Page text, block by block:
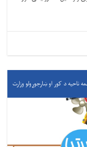
ناحیه د کور او ښارجوړولو وزارت